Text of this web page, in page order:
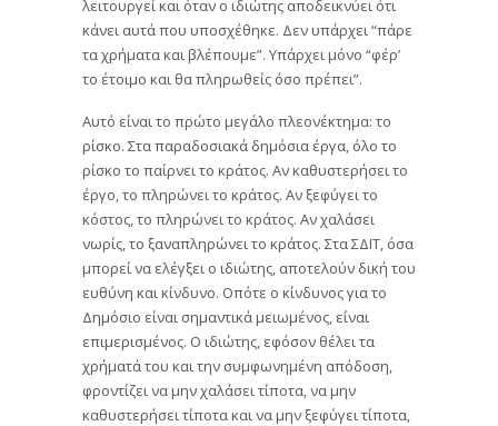
λειτουργεί και όταν ο ιδιώτης αποδεικνύει ότι
κάνει αυτά που υποσχέθηκε. Δεν υπάρχει “πάρε
τα χρήματα και βλέπουμε”. Υπάρχει μόνο “φέρ’
το έτοιμο και θα πληρωθείς όσο πρέπει”.
Αυτό είναι το πρώτο μεγάλο πλεονέκτημα: το
ρίσκο. Στα παραδοσιακά δημόσια έργα, όλο το
ρίσκο το παίρνει το κράτος. Αν καθυστερήσει το
έργο, το πληρώνει το κράτος. Αν ξεφύγει το
κόστος, το πληρώνει το κράτος. Αν χαλάσει
νωρίς, το ξαναπληρώνει το κράτος. Στα ΣΔΙΤ, όσα
μπορεί να ελέγξει ο ιδιώτης, αποτελούν δική του
ευθύνη και κίνδυνο. Οπότε ο κίνδυνος για το
Δημόσιο είναι σημαντικά μειωμένος, είναι
επιμερισμένος. Ο ιδιώτης, εφόσον θέλει τα
χρήματά του και την συμφωνημένη απόδοση,
φροντίζει να μην χαλάσει τίποτα, να μην
καθυστερήσει τίποτα και να μην ξεφύγει τίποτα,